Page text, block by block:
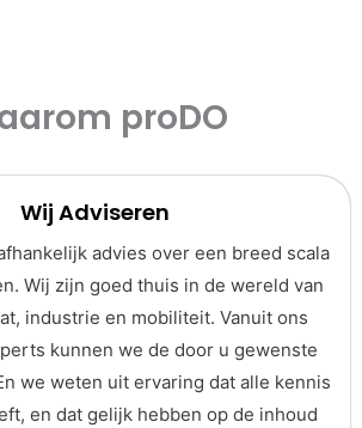
proDO
Wij Adviseren
advies over een breed scala
Wij zijn goed thuis in de wereld van
industrie en mobiliteit. Vanuit ons
kunnen we de door u gewenste
we weten uit ervaring dat alle kennis
en dat gelijk hebben op de inhoud